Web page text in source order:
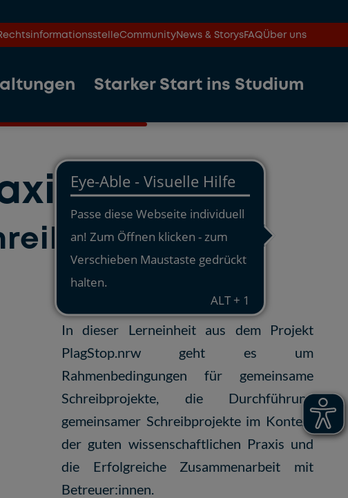
CommunityNews & StorysFAQÜber uns
Starker Start ins Studium
In dieser Lerneinheit aus dem Projekt
PlagStop.nrw geht es um
Rahmenbedingungen für gemeinsame
Schreibprojekte, die Durchführung
gemeinsamer Schreibprojekte im Kontext
der guten wissenschaftlichen Praxis und
die Erfolgreiche Zusammenarbeit mit
Betreuer:innen.